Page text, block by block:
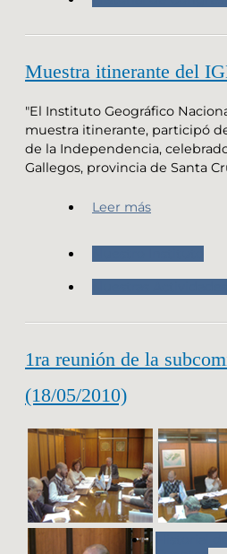
Muestra itinerante del
"El Instituto Geográfico
muestra itinerante, participó
de la Independencia,
Gallegos, provincia de Santa
Leer más
1ra reunión de la
(18/05/2010)